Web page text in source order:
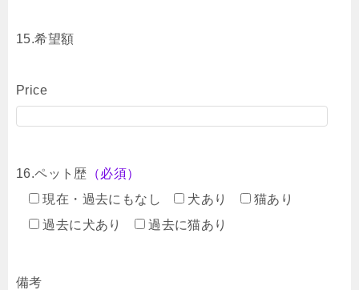
15.希望額
Price
16.ペット歴 （必須）
現在・過去にもなし
犬あり
猫あり
過去に犬あり
過去に猫あり
備考